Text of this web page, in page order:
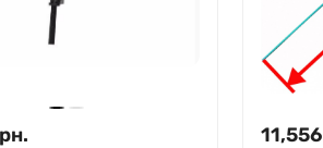
11,556